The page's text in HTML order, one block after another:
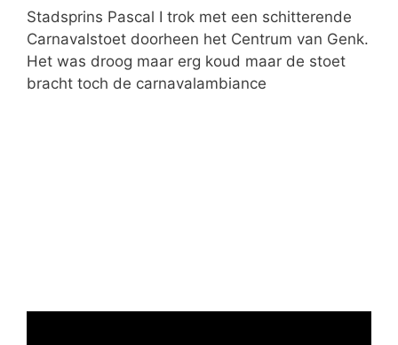
ë
n
Stadsprins Pascal I trok met een schitterende
Carnavalstoet doorheen het Centrum van Genk.
Het was droog maar erg koud maar de stoet
bracht toch de carnavalambiance